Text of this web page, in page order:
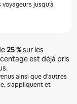
jusqu'à
25 %sur les
est déjà pris
ainsi que d'autres
s'appliquent et